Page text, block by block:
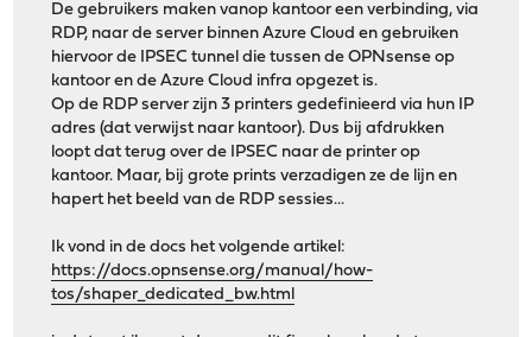
De gebruikers maken vanop kantoor een verbinding, via
RDP, naar de server binnen Azure Cloud en gebruiken
hiervoor de IPSEC tunnel die tussen de OPNsense op
kantoor en de Azure Cloud infra opgezet is.
Op de RDP server zijn 3 printers gedefinieerd via hun IP
adres (dat verwijst naar kantoor). Dus bij afdrukken
loopt dat terug over de IPSEC naar de printer op
kantoor. Maar, bij grote prints verzadigen ze de lijn en
hapert het beeld van de RDP sessies...
Ik vond in de docs het volgende artikel:
https://docs.opnsense.org/manual/how-
tos/shaper_dedicated_bw.html